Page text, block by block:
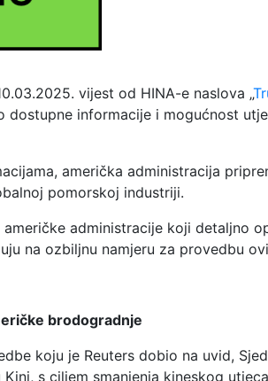
vijest od HINA-e naslova „
dostupne informacije i mogućnost
američka administracija
pomorskoj industriji.
administracije koji detaljno
na ozbiljnu namjeru za provedbu
brodogradnje
koju je Reuters dobio na uvid,
s ciljem smanjenja kineskog